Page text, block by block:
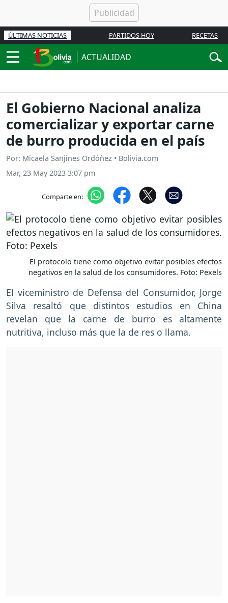
ÚLTIMAS NOTICIAS PARTIDOS HOY RECETAS
ACTUALIDAD
El Gobierno Nacional analiza
comercializar y exportar carne
de burro producida en el país
Por: Micaela Sanjines Ordóñez • Bolivia.com
Mar, 23 May 2023 3:07 pm
Comparte en:
El protocolo tiene como objetivo evitar posibles efectos
negativos en la salud de los consumidores. Foto: Pexels
El viceministro de Defensa del Consumidor, Jorge
Silva resaltó que distintos estudios en China
revelan que la carne de burro es altamente
nutritiva, incluso más que la de res o llama.